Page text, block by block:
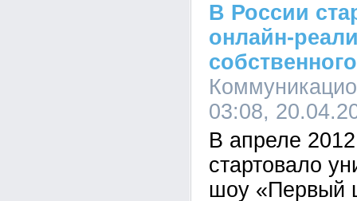
В России
онлайн-
03:08,
В апреле
стартовало
шоу «Первый